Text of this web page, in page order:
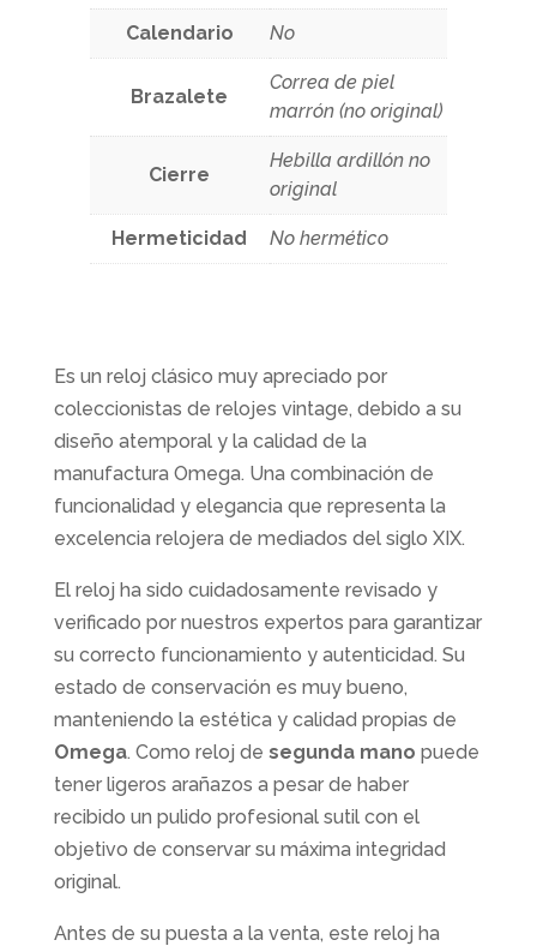
Calendario No
Brazalete
Correa de piel
marrón (no original)
Cierre
Hebilla ardillón no
original
Hermeticidad No hermético
Es un reloj clásico muy apreciado por
coleccionistas de relojes vintage, debido a su
diseño atemporal y la calidad de la
manufactura Omega. Una combinación de
funcionalidad y elegancia que representa la
excelencia relojera de mediados del siglo XIX.
El reloj ha sido cuidadosamente revisado y
verificado por nuestros expertos para garantizar
su correcto funcionamiento y autenticidad. Su
estado de conservación es muy bueno,
manteniendo la estética y calidad propias de
Omega. Como reloj de segunda mano puede
tener ligeros arañazos a pesar de haber
recibido un pulido profesional sutil con el
objetivo de conservar su máxima integridad
original.
Antes de su puesta a la venta, este reloj ha